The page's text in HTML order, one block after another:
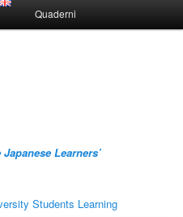
Quaderni
Learners’
Students Learning